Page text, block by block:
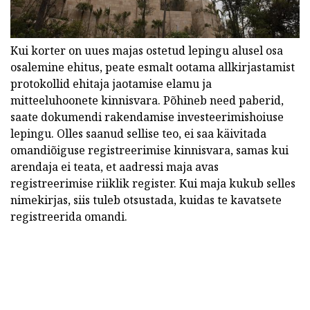
Kui korter on uues majas ostetud lepingu alusel osa
osalemine ehitus, peate esmalt ootama allkirjastamist
protokollid ehitaja jaotamise elamu ja
mitteeluhoonete kinnisvara. Põhineb need paberid,
saate dokumendi rakendamise investeerimishoiuse
lepingu. Olles saanud sellise teo, ei saa käivitada
omandiõiguse registreerimise kinnisvara, samas kui
arendaja ei teata, et aadressi maja avas
registreerimise riiklik register. Kui maja kukub selles
nimekirjas, siis tuleb otsustada, kuidas te kavatsete
registreerida omandi.